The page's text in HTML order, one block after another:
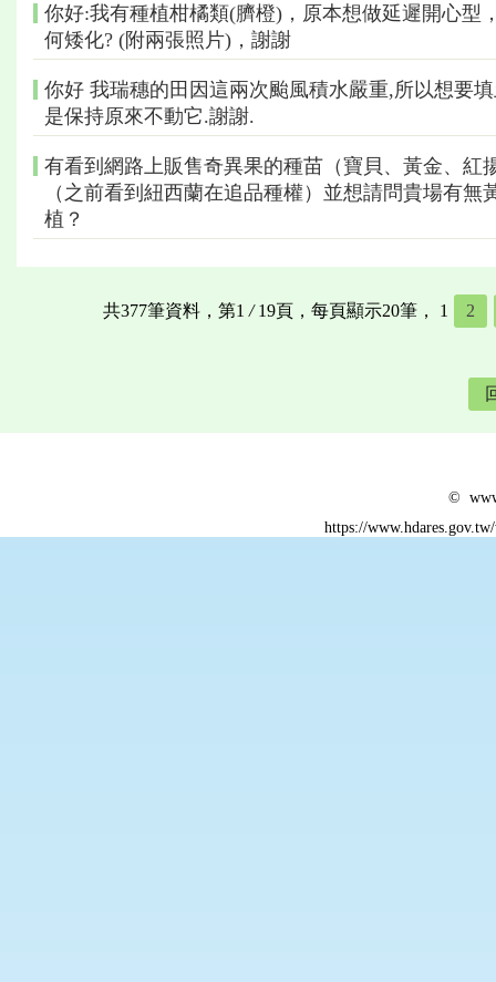
你好:我有種植柑橘類(臍橙)，原本想做延遲開心型
何矮化? (附兩張照片)，謝謝
你好 我瑞穗的田因這兩次颱風積水嚴重,所以想要
是保持原來不動它.謝謝.
有看到網路上販售奇異果的種苗（寶貝、黃金、
（之前看到紐西蘭在追品種權）並想請問貴場有
植？
共377筆資料，第1 /19頁，每頁顯示20筆， 1 2
©
https://